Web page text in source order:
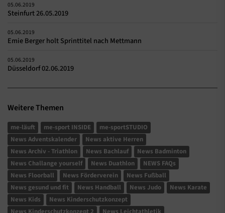
05.06.2019
Steinfurt 26.05.2019
05.06.2019
Emie Berger holt Sprinttitel nach Mettmann
05.06.2019
Düsseldorf 02.06.2019
Weitere Themen
me-läuft me-sport INSIDE
me-sportSTUDIO
News Adventskalender
News aktive Herren
News Archiv - Triathlon
News Bachlauf
News Badminton
News Challange yourself
News Duathlon
NEWS FAQs
News Floorball
News Förderverein
News Fußball
News gesund und fit
News Handball News Judo
News Karate
News Kids
News Kinderschutzkonzept